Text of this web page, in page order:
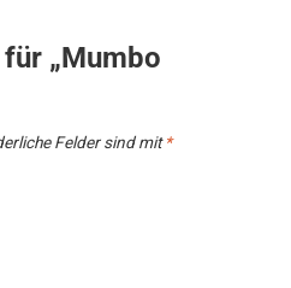
„Mumbo
Felder sind mit*